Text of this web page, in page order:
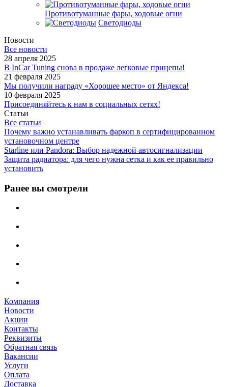
Противотуманные фары, ходовые огни
Светодиоды
Новости
Все новости
28 апреля 2025
В InCar Tuning снова в продаже легковые прицепы!
21 февраля 2025
Мы получили награду «Хорошее место» от Яндекса!
10 февраля 2025
Присоединяйтесь к нам в социальных сетях!
Статьи
Все статьи
Почему важно устанавливать фаркоп в сертифицированном
установочном центре
Starline или Pandora: Выбор надежной автосигнализации
Защита радиатора: для чего нужна сетка и как ее правильно
установить
Ранее вы смотрели
Компания
Новости
Акции
Контакты
Реквизиты
Обратная связь
Вакансии
Услуги
Оплата
Доставка